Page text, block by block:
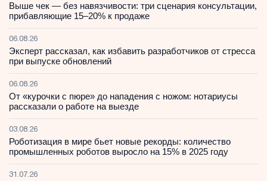
Выше чек — без навязчивости: три сценария консультации,
прибавляющие 15–20% к продаже
06.08.26
Эксперт рассказал, как избавить разработчиков от стресса
при выпуске обновлений
06.08.26
От «курочки с пюре» до нападения с ножом: нотариусы
рассказали о работе на выезде
03.08.26
Роботизация в мире бьет новые рекорды: количество
промышленных роботов выросло на 15% в 2025 году
31.07.26